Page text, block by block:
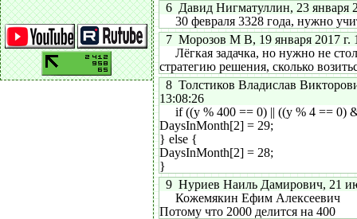
6 Давид Нигматуллин, 23 января
30 февраля 3328 года, нужно
7 Морозов М В, 19 января 2017 г.
Лёгкая задачка, но нужно не
стратегию решения, сколько
8 Толстиков Владислав
13:08:26
if ((y % 400 == 0) || ((y % 4 == 0)
DaysInMonth[2] = 29;
} else {
DaysInMonth[2] = 28;
}
9 Нуриев Наиль Дамирович, 21
Кожемякин Ефим Алексеевич
Потому что 2000 делится на 400